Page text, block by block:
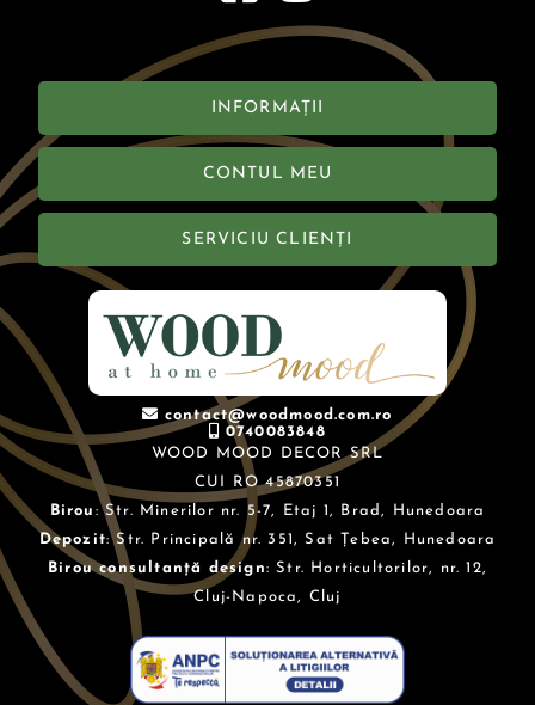
INFORMAȚII
CONTUL MEU
SERVICIU CLIENȚI
contact@woodmood.com.ro
0740083848
WOOD MOOD DECOR SRL
CUI RO 45870351
Birou : Str. Minerilor nr. 5-7, Etaj 1, Brad, Hunedoara
Depozit: Str. Principală nr. 351, Sat Țebea, Hunedoara
Birou consultanță design: Str. Horticultorilor, nr. 12,
Cluj-Napoca, Cluj